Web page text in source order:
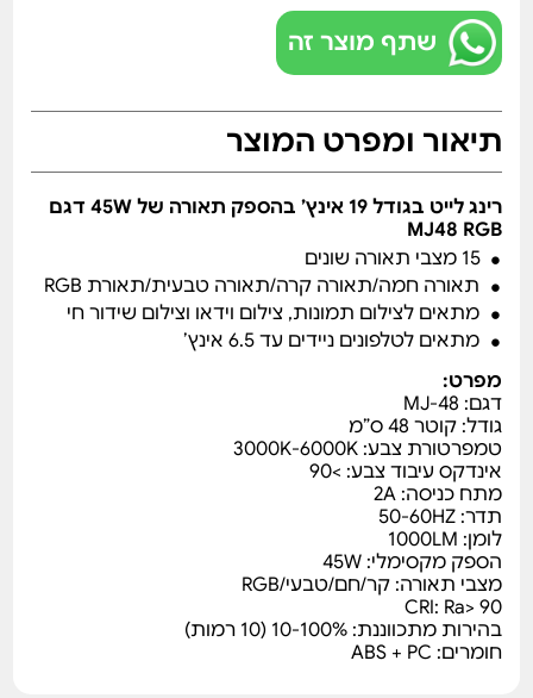
שתף מוצר זה
תיאור ומפרט המוצר
רינג לייט בגודל 19 אינץ’ בהספק תאורה של 45W דגם
MJ48 RGB
15 מצבי תאורה שונים
תאורה חמה/תאורה קרה/תאורה טבעית/תאורת RGB
מתאים לצילום תמונות, צילום וידאו וצילום שידור חי
מתאים לטלפונים ניידים עד 6.5 אינץ’
מפרט:
דגם: MJ-48
גודל: קוטר 48 ס”מ
טמפרטורת צבע: 3000K-6000K
אינדקס עיבוד צבע: >90
מתח כניסה: 2A
תדר: 50-60HZ
לומן: 1000LM
הספק מקסימלי: 45W
מצבי תאורה: קר/חם/טבעי/RGB
CRI: Ra> 90
בהירות מתכווננת: 10-100% (10 רמות)
חומרים: ABS + PC